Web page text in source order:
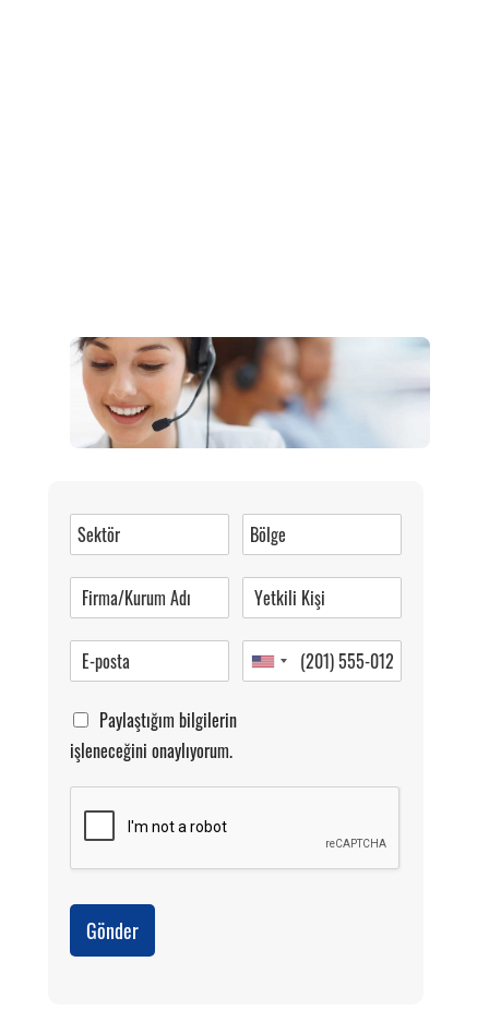
0 (216) 462 49 34
Pazartesi-Cumartesi 09.00-20.00
Paylaştığım bilgilerin
işleneceğini onaylıyorum.
Gönder